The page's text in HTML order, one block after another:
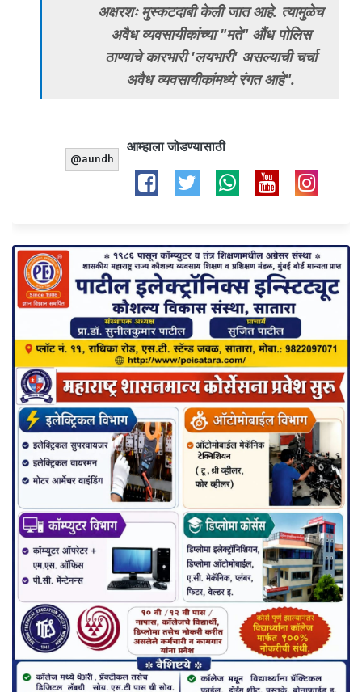
अक्षरशः मुस्कटदाबी केली जात आहे. त्यामुळेच
अवैध व्यवसायीकांच्या "मते" औंध पोलिस
ठाण्याचे कारभारी 'लयभारी' असल्याची चर्चा
अवैध व्यवसायीकांमध्ये रंगत आहे".
@aundh
आम्हाला जोडण्यासाठी